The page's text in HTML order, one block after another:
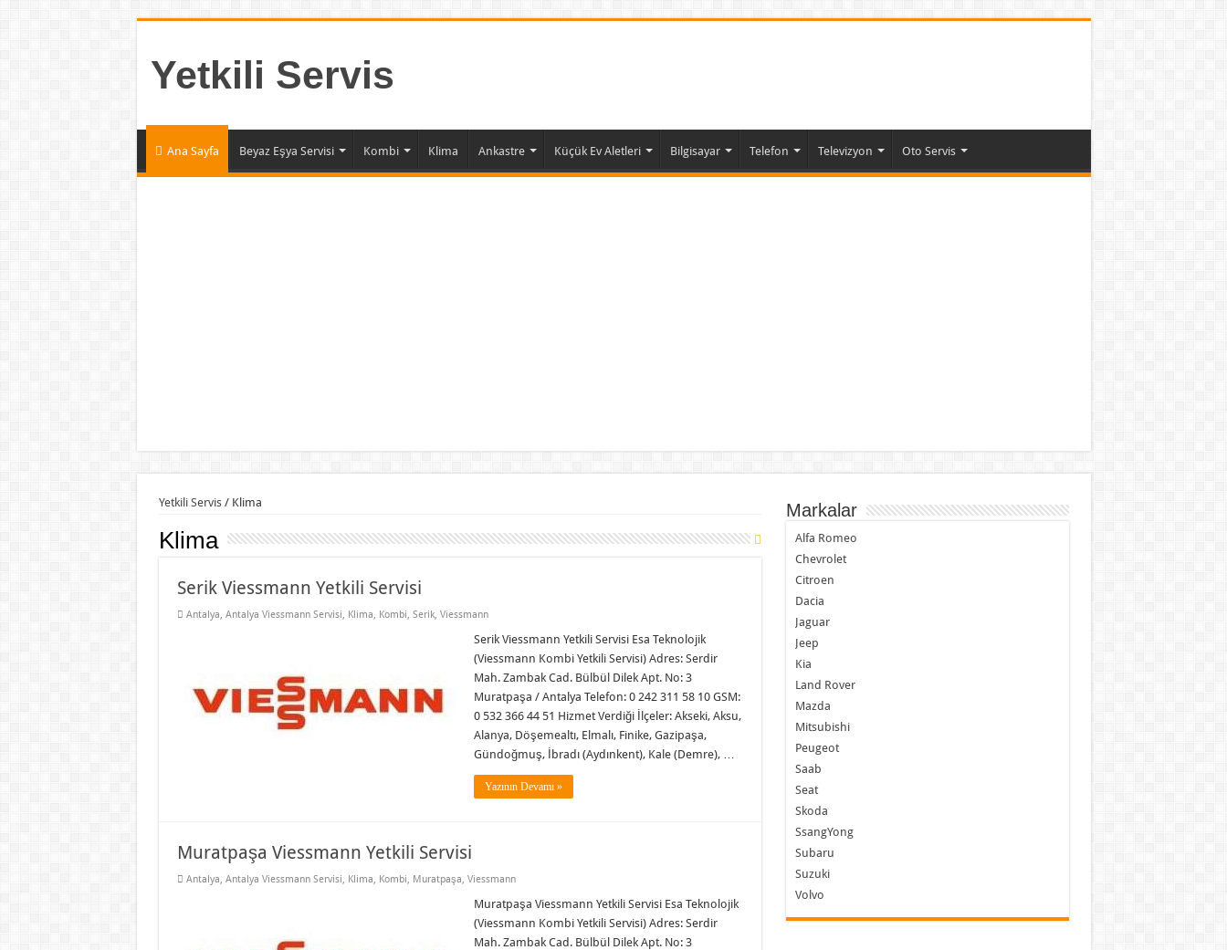
Yetkili Servis
Ana Sayfa Beyaz Eşya Servisi Kombi Klima Ankastre Küçük Ev Aletleri Bilgisayar Telefon Televizyon Oto Servis
Yetkili Servis / Klima
Klima
Serik Viessmann Yetkili Servisi
Antalya, Antalya Viessmann Servisi, Klima, Kombi, Serik, Viessmann
Serik Viessmann Yetkili Servisi Esa Teknolojik
(Viessmann Kombi Yetkili Servisi) Adres: Serdir
Mah. Zambak Cad. Bülbül Dilek Apt. No: 3
Muratpaşa / Antalya Telefon: 0 242 311 58 10 GSM:
0 532 366 44 51 Hizmet Verdiği İlçeler: Akseki, Aksu,
Alanya, Döşemealtı, Elmalı, Finike, Gazipaşa,
Gündoğmuş, İbradı (Aydınkent), Kale (Demre), …
Yazının Devamı »
Muratpaşa Viessmann Yetkili Servisi
Antalya, Antalya Viessmann Servisi, Klima, Kombi, Muratpaşa, Viessmann
Muratpaşa Viessmann Yetkili Servisi Esa Teknolojik
(Viessmann Kombi Yetkili Servisi) Adres: Serdir
Mah. Zambak Cad. Bülbül Dilek Apt. No: 3
Markalar
Alfa Romeo
Chevrolet
Citroen
Dacia
Jaguar
Jeep
Kia
Land Rover
Mazda
Mitsubishi
Peugeot
Saab
Seat
Skoda
SsangYong
Subaru
Suzuki
Volvo